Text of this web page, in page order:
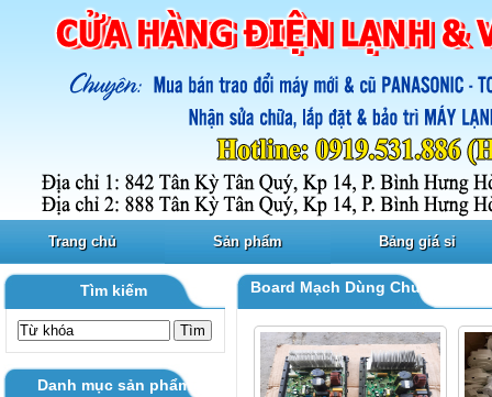
Trang chủ Sản phẩm Bảng giá sỉ
Tìm kiếm
Danh mục sản phẩm
Board Mạch Dùng Chung